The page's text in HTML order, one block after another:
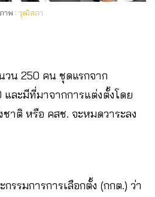
ภาพ : วุฒิสภา
วน 250 คน ชุดแรกจาก
ละมีที่มาจากการแต่งตั้งโดย
าติ หรือ คสช. จะหมดวาระลง
รมการการเลือกตั้ง (กกต.) ว่า